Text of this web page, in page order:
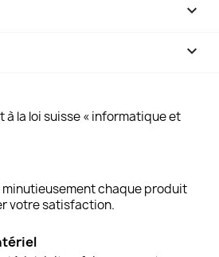

keyboard_arrow_down
à la loi suisse « informatique et
minutieusement chaque produit
votre satisfaction.